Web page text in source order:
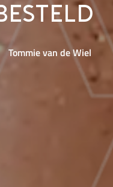
Tommie van de Wiel